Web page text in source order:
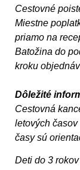
Cestovné
Miestne
priamo na
Batožina do
kroku
Dôležité
Cestovná
letových
časy sú
Deti do 3